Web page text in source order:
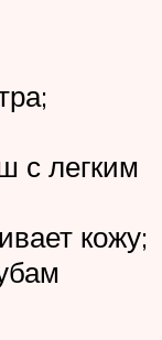
с легким
кожу;